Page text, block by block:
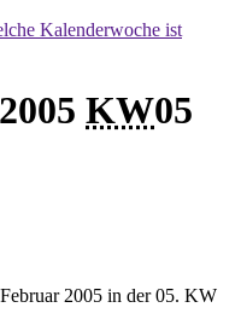
KW05
2005 in der 05. KW